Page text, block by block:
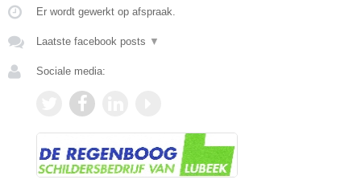
Er wordt gewerkt op afspraak.
Laatste facebook posts ▼
Sociale media: